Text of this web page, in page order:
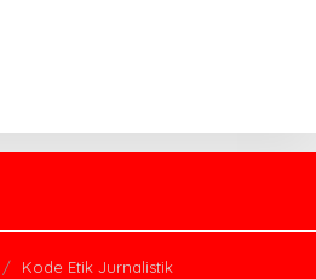
Kode Etik Jurnalistik